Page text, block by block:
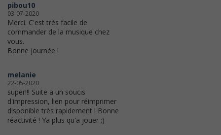
pibou10
03-07-2020
Merci. C'est très facile de
commander de la musique chez
vous.
Bonne journée !
melanie
22-05-2020
super!!! Suite a un soucis
d'impression, lien pour réimprimer
disponible très rapidement ! Bonne
réactivité ! Ya plus qu'a jouer ;)